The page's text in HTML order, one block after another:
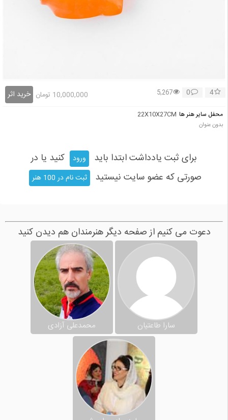
4
0
5,267
10,000,000 تومان خرید اثر
محفل سایر هنر ها 22X10X27CM
بدون عنوان
برای ثبت یادداشت ابتدا باید ورود
کنید یا در
صورتی که عضو سایت نیستید
ثبت نام در 100 هنر
دعوت می کنیم از صفحه دیگر هنرمندان هم دیدن کنید
سارا طاعتیان محمدعلی آزادی